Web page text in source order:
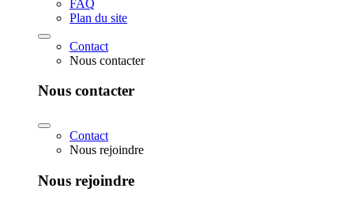
FAQ
Plan du site
Contact
Nous contacter
Nous contacter
Contact
Nous rejoindre
Nous rejoindre